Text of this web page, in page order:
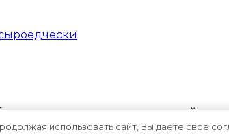
возможно только с активной
использовать сайт, Вы даете свое